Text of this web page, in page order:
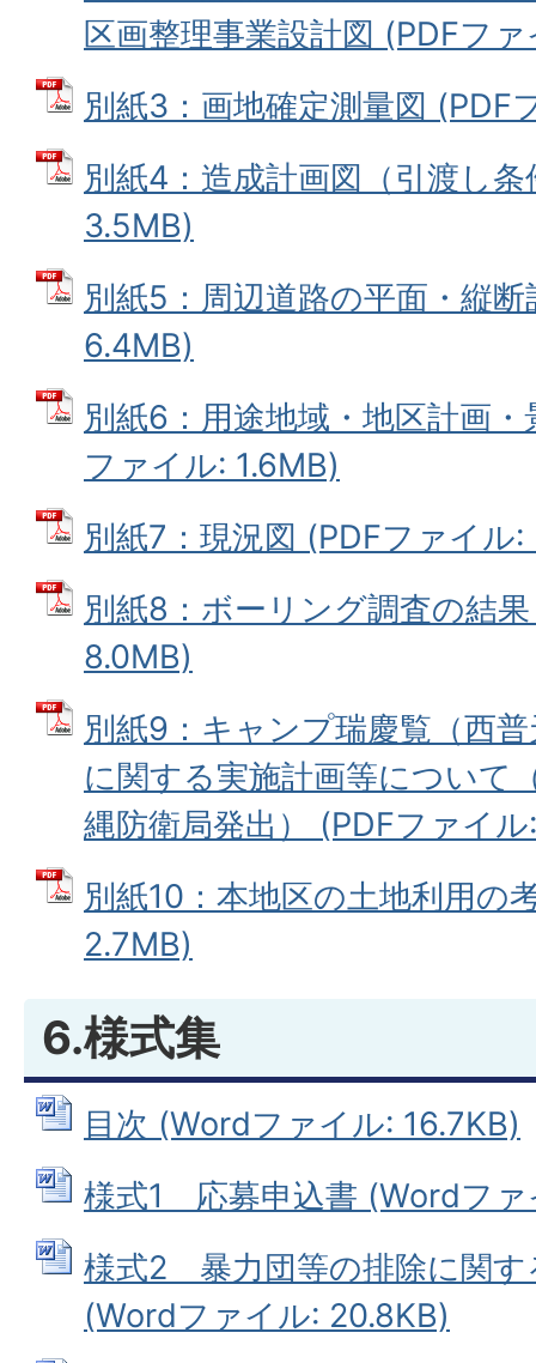
区画整理事業設計図 (PDFフ
別紙3：画地確定測量図 (PDF
別紙4：造成計画図（引渡し
3.5MB)
別紙5：周辺道路の平面・縦
6.4MB)
別紙6：用途地域・地区計画
ファイル: 1.6MB)
別紙7：現況図 (PDFファイル
別紙8：ボーリング調査の結
8.0MB)
別紙9：キャンプ瑞慶覧（西
に関する実施計画等について
縄防衛局発出） (PDFファイ
別紙10：本地区の土地利用の
2.7MB)
6.様式集
目次 (Wordファイル: 16.7KB)
様式1 応募申込書 (Wordファ
様式2 暴力団等の排除に関す
(Wordファイル: 20.8KB)